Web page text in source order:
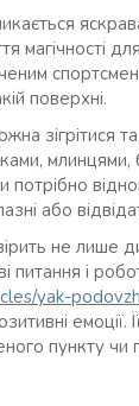
магічності
поверхні.
зігрітися
млинцями,
або
не лише
питання і
yak-
пункту чи